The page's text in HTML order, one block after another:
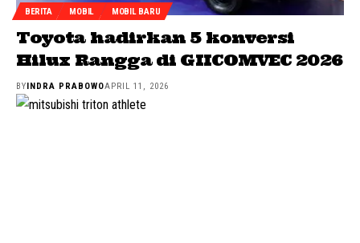
BERITA MOBIL MOBIL BARU
Toyota hadirkan 5 konversi
Hilux Rangga di GIICOMVEC 2026
BY INDRA PRABOWOAPRIL 11, 2026